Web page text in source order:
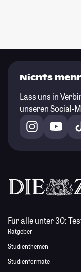
Nichts
Lass uns in
unseren Social-
Für alle unter 30:
Ratgeber
Studienthemen
Studienformate